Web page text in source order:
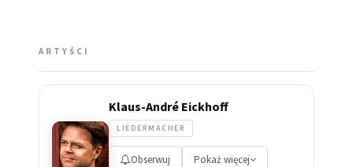
ARTYŚCI
Klaus-André Eickhoff
LIEDERMACHER
Obserwuj Pokaż więcej